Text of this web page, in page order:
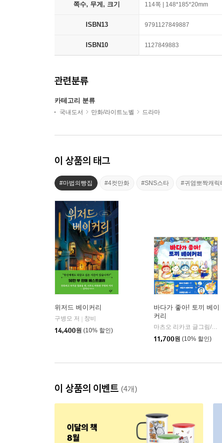
쪽수, 무게, 크기 114쪽 | 148*185*20mm
ISBN13 9791127849887
ISBN10 1127849883
관련분류
카테고리 분류
국내도서 만화/라이트노벨 드라마
이 상품의 태그
#마법의빵집 #4컷만화 #SNS스타 #귀염뽀짝캐릭
위저드 베이커리
구병모 저
창비
14,400원 (10% 할인)
바다가 좋아! 토끼 베이
커리
마츠오 리카코 글그림/문지연 역
11,700원 (10% 할인)
이 상품의 이벤트 (4개)